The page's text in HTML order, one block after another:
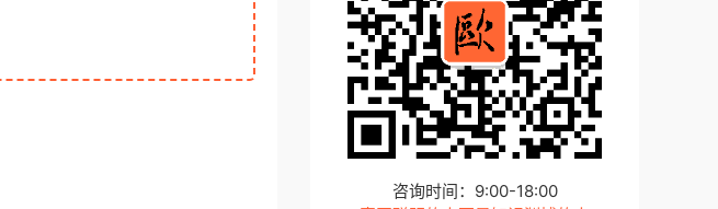
咨询时间：9:00-18:00